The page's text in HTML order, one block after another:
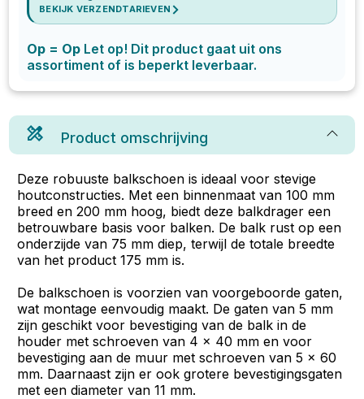
BEKIJK VERZENDTARIEVEN
Op = Op Let op! Dit product gaat uit ons
assortiment of is beperkt leverbaar.
Product omschrijving
Deze robuuste balkschoen is ideaal voor stevige
houtconstructies. Met een binnenmaat van 100 mm
breed en 200 mm hoog, biedt deze balkdrager een
betrouwbare basis voor balken. De balk rust op een
onderzijde van 75 mm diep, terwijl de totale breedte
van het product 175 mm is.
De balkschoen is voorzien van voorgeboorde gaten,
wat montage eenvoudig maakt. De gaten van 5 mm
zijn geschikt voor bevestiging van de balk in de
houder met schroeven van 4 x 40 mm en voor
bevestiging aan de muur met schroeven van 5 x 60
mm. Daarnaast zijn er ook grotere bevestigingsgaten
met een diameter van 11 mm.